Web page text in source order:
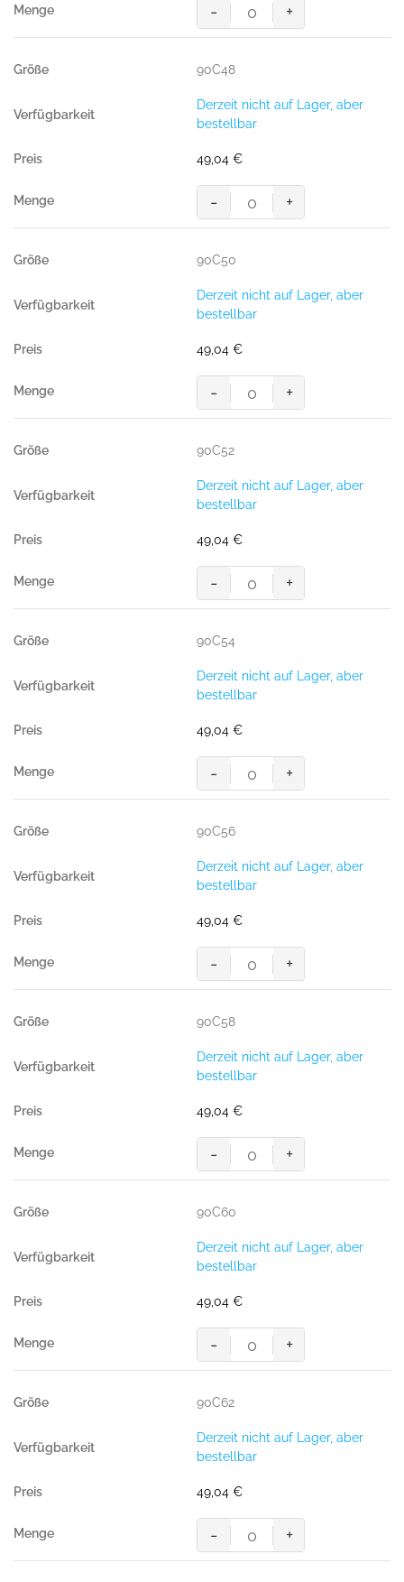
MASCOT® PASADENA
Menge
- +
90C48
Derzeit nicht auf Lager, aber
bestellbar
49,04 €
MASCOT® PASADENA
Menge
- +
90C50
Derzeit nicht auf Lager, aber
bestellbar
49,04 €
MASCOT® PASADENA
Menge
- +
90C52
Derzeit nicht auf Lager, aber
bestellbar
49,04 €
MASCOT® PASADENA
Menge
- +
90C54
Derzeit nicht auf Lager, aber
bestellbar
49,04 €
MASCOT® PASADENA
Menge
- +
90C56
Derzeit nicht auf Lager, aber
bestellbar
49,04 €
MASCOT® PASADENA
Menge
- +
90C58
Derzeit nicht auf Lager, aber
bestellbar
49,04 €
MASCOT® PASADENA
Menge
- +
90C60
Derzeit nicht auf Lager, aber
bestellbar
49,04 €
MASCOT® PASADENA
Menge
- +
90C62
Derzeit nicht auf Lager, aber
bestellbar
49,04 €
MASCOT® PASADENA
Menge
- +